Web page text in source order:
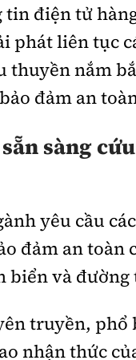
điện tử
phát liên tục
thuyền nắm
đảm an
sàng
yêu cầu
đảm an toàn
biển và
truyền, phổ
nhận thức